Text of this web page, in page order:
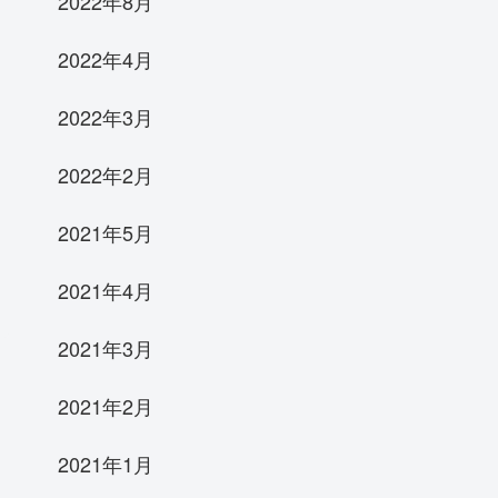
2022年4月
2022年3月
2022年2月
2021年5月
2021年4月
2021年3月
2021年2月
2021年1月